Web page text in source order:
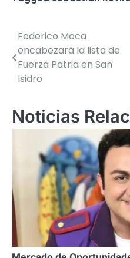
Navegación
de
entradas
Federico Meca
encabezará la lista de
Fuerza Patria en San
Isidro
Noticias